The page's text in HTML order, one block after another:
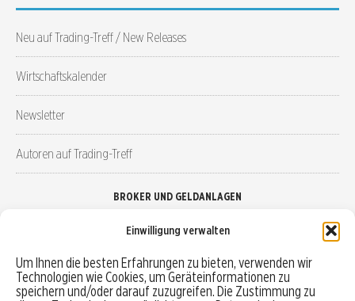
Einwilligung verwalten
Um Ihnen die besten Erfahrungen zu bieten, verwenden wir
Technologien wie Cookies, um Geräteinformationen zu
speichern und/oder darauf zuzugreifen. Die Zustimmung zu
Neu auf Trading-Treff / New Releases
Wirtschaftskalender
Newsletter
Autoren auf Trading-Treff
BROKER UND GELDANLAGEN
Robo-Advisor vergleichen